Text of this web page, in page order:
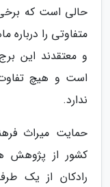
حالی است که
متفاوتی را
و معتقدند این
است و هیچ
ندارد.
حمایت میراث
کشور از پژوهش
رادکان از یک